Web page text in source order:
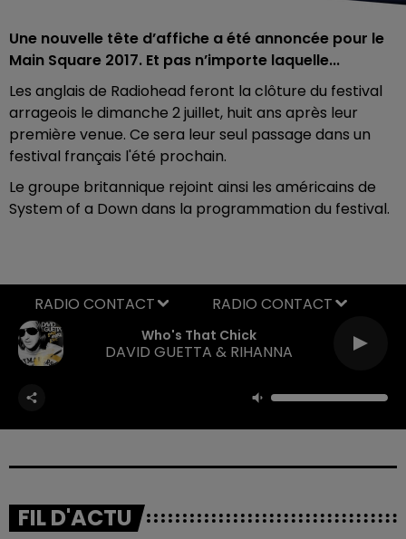
Une nouvelle tête d’affiche a été annoncée pour le
Main Square 2017. Et pas n’importe laquelle...
Les anglais de Radiohead feront la clôture du festival
arrageois le dimanche 2 juillet, huit ans après leur
première venue. Ce sera leur seul passage dans un
festival français l'été prochain.
Le groupe britannique rejoint ainsi les américains de
System of a Down dans la programmation du festival.
Who's That Chick
DAVID GUETTA & RIHANNA
RADIO CONTACT
FIL D'ACTU